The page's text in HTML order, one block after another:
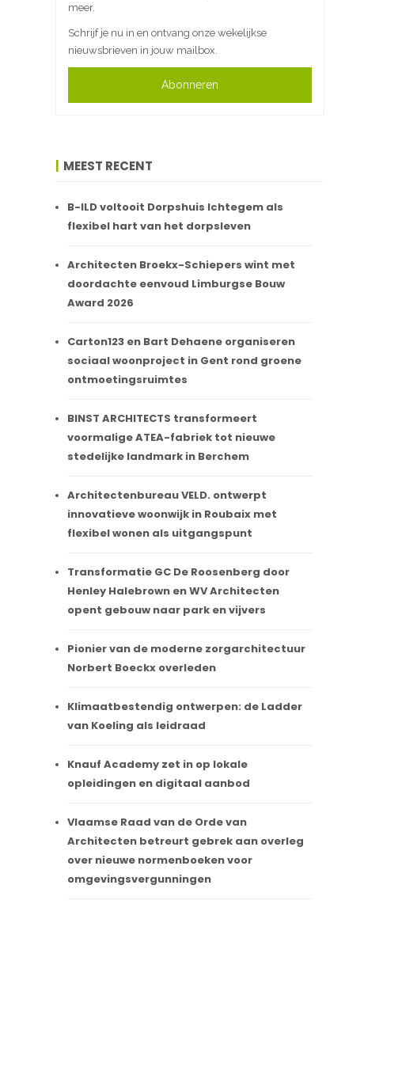
meer.
Schrijf je nu in en ontvang onze wekelijkse
nieuwsbrieven in jouw mailbox.
Abonneren
MEEST RECENT
B-ILD voltooit Dorpshuis Ichtegem als
flexibel hart van het dorpsleven
Architecten Broekx-Schiepers wint met
doordachte eenvoud Limburgse Bouw
Award 2026
Carton123 en Bart Dehaene organiseren
sociaal woonproject in Gent rond groene
ontmoetingsruimtes
BINST ARCHITECTS transformeert
voormalige ATEA-fabriek tot nieuwe
stedelijke landmark in Berchem
Architectenbureau VELD. ontwerpt
innovatieve woonwijk in Roubaix met
flexibel wonen als uitgangspunt
Transformatie GC De Roosenberg door
Henley Halebrown en WV Architecten
opent gebouw naar park en vijvers
Pionier van de moderne zorgarchitectuur
Norbert Boeckx overleden
Klimaatbestendig ontwerpen: de Ladder
van Koeling als leidraad
Knauf Academy zet in op lokale
opleidingen en digitaal aanbod
Vlaamse Raad van de Orde van
Architecten betreurt gebrek aan overleg
over nieuwe normenboeken voor
omgevingsvergunningen